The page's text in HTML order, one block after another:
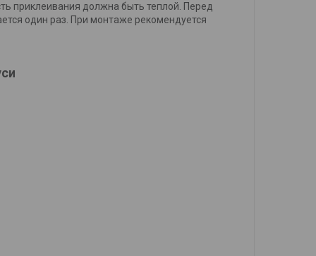
приклеивания должна быть теплой. Перед
один раз. При монтаже рекомендуется